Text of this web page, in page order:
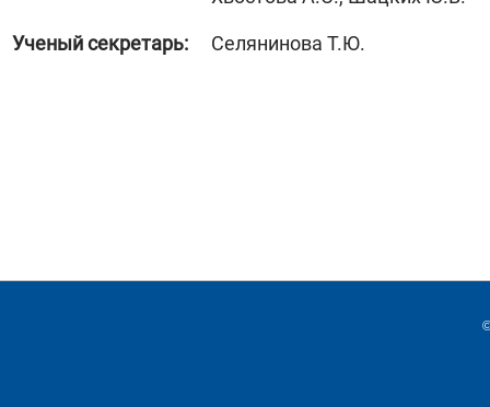
Ученый секретарь: Селянинова Т.Ю.